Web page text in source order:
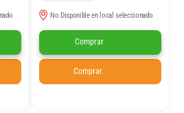
No Disponible en local seleccionado
Comprar
Comprar